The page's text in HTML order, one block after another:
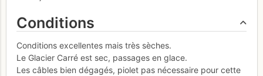
Conditions
Conditions excellentes mais très sèches.
Le Glacier Carré est sec, passages en glace.
Les câbles bien dégagés, piolet pas nécessaire pour cette